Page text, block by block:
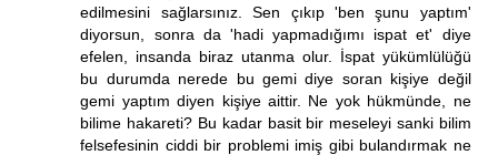
edilmesini sağlarsınız. Sen çıkıp 'ben şunu yaptım'
diyorsun, sonra da 'hadi yapmadığımı ispat et' diye
efelen, insanda biraz utanma olur. İspat yükümlülüğü
bu durumda nerede bu gemi diye soran kişiye değil
gemi yaptım diyen kişiye aittir. Ne yok hükmünde, ne
bilime hakareti? Bu kadar basit bir meseleyi sanki bilim
felsefesinin ciddi bir problemi imiş gibi bulandırmak ne